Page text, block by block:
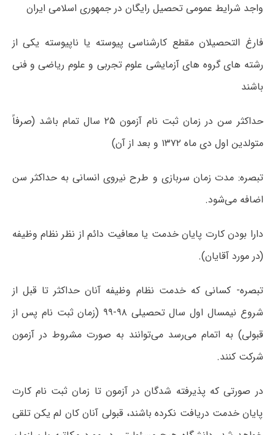
واجد شرایط عمومی تحصیل رایگان در جمهوری اسلامی ایران
فارغ التحصیلان مقطع کارشناسی پیوسته یا ناپیوسته یکی از
رشته های گروه های آزمایشی علوم تجربی و علوم ریاضی و فنی
باشند
حداکثر سن در زمان ثبت نام آزمون ۲۵ سال تمام باشد (صرفاً
متولدین اول دی ماه ۱۳۷۲ و بعد از آن)
تبصره: مدت زمان سربازی و طرح نیروی انسانی به حداکثر سن
اضافه می‌شود.
دارا بودن کارت پایان خدمت یا معافیت دائم از نظر نظام وظیفه
(در مورد آقایان).
تبصره- کسانی که خدمت نظام وظیفه آنان حداکثر تا قبل از
شروع نیمسال اول سال تحصیلی ۹۸-۹۹ (زمان ثبت نام پس از
قبولی) به اتمام می‌رسد می‌توانند به صورت مشروط در آزمون
شرکت کنند.
در صورتی که پذیرفته شدگان در آزمون تا زمان ثبت نام کارت
پایان خدمت دریافت نکرده باشند، قبولی آنان کان لم یکن تلقی